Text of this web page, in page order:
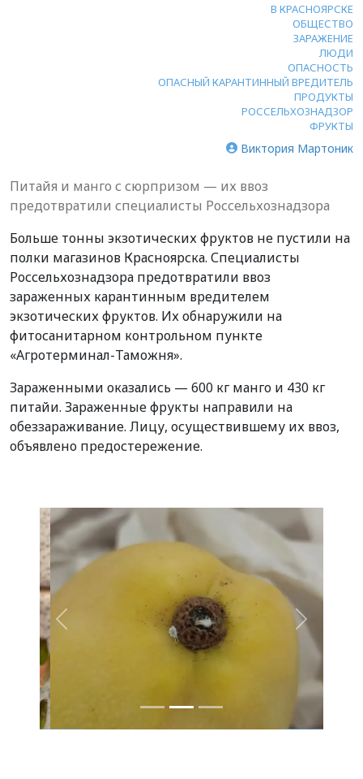
В КРАСНОЯРСКЕ
ОБЩЕСТВО
ЗАРАЖЕНИЕ
ЛЮДИ
ОПАСНОСТЬ
ОПАСНЫЙ КАРАНТИННЫЙ ВРЕДИТЕЛЬ
ПРОДУКТЫ
РОССЕЛЬХОЗНАДЗОР
ФРУКТЫ
Виктория Мартоник
Питайя и манго с сюрпризом — их ввоз
предотвратили специалисты Россельхознадзора
Больше тонны экзотических фруктов не пустили на
полки магазинов Красноярска. Специалисты
Россельхознадзора предотвратили ввоз
зараженных карантинным вредителем
экзотических фруктов. Их обнаружили на
фитосанитарном контрольном пункте
«Агротерминал-Таможня».
Зараженными оказались — 600 кг манго и 430 кг
питайи. Зараженные фрукты направили на
обеззараживание. Лицу, осуществившему их ввоз,
объявлено предостережение.
Назад Вперед